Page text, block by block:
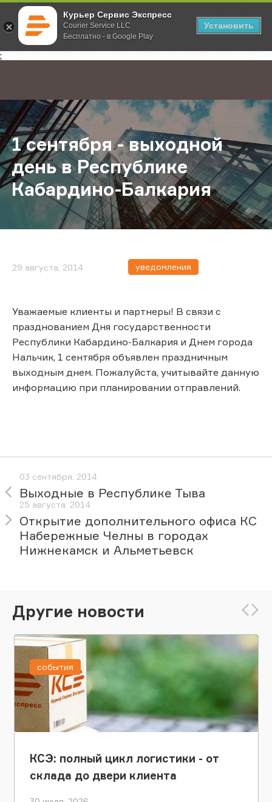
Курьер Сервис Экспресс
Courier Service LLC
Бесплатно - в Google Play
Установить
;
Главная О компании Новости 1 сентября - выходной день в
1 сентября - выходной
день в Республике
Кабардино-Балкария
29 августа, 2014 уведомления
Уважаемые клиенты и партнеры! В связи с
празднованием Дня государственности
Республики Кабардино-Балкария и Днем города
Нальчик, 1 сентября объявлен праздничным
выходным днем. Пожалуйста, учитывайте данную
информацию при планировании отправлений.
03 сентября, 2014
Выходные в Республике Тыва
25 августа, 2014
Открытие дополнительного офиса КС
Набережные Челны в городах
Нижнекамск и Альметьевск
Другие новости
КСЭ: полный цикл логистики - от
склада до двери клиента
события